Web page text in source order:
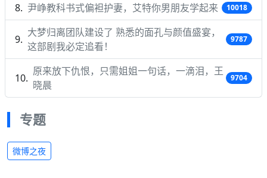
尹峥教科书式偏袒护妻，艾特你男朋友学起来 10018
大梦归离团队建设了 熟悉的面孔与颜值盛宴，
这部剧我必定追看！
9787
原来放下仇恨，只需姐姐一句话，一滴泪，王
晓晨
9704
专题
微博之夜